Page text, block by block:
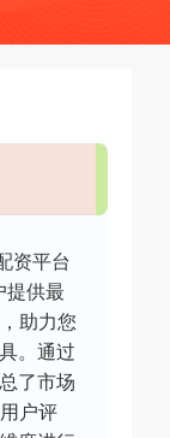
资平台
提供最
助力您
。通过
了市场
户评